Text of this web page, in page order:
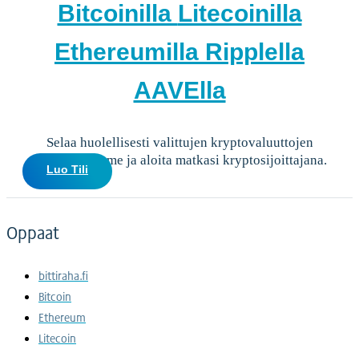
Bitcoinilla Litecoinilla
Ethereumilla Ripplella
AAVElla
Selaa huolellisesti valittujen kryptovaluuttojen
valikoimaamme ja aloita matkasi kryptosijoittajana.
Luo Tili
Oppaat
bittiraha.fi
Bitcoin
Ethereum
Litecoin